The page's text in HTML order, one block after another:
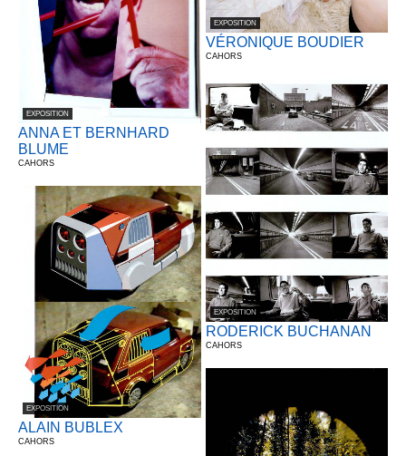
EXPOSITION
ANNA ET BERNHARD
BLUME
CAHORS
EXPOSITION
ALAIN BUBLEX
CAHORS
EXPOSITION
VÉRONIQUE BOUDIER
CAHORS
EXPOSITION
RODERICK BUCHANAN
CAHORS